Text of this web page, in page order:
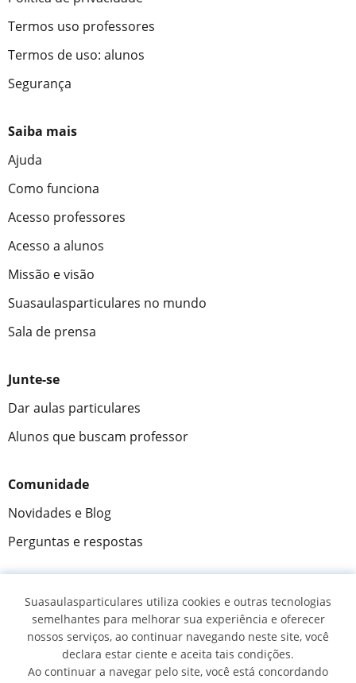
Termos uso professores
Termos de uso: alunos
Segurança
Saiba mais
Ajuda
Como funciona
Acesso professores
Acesso a alunos
Missão e visão
Suasaulasparticulares no mundo
Sala de prensa
Junte-se
Dar aulas particulares
Alunos que buscam professor
Comunidade
Novidades e Blog
Perguntas e respostas
Fantástica★★★★★ 9,5/10
305915 opiniões de alunos
Suasaulasparticulares utiliza cookies e outras tecnologias
semelhantes para melhorar sua experiência e oferecer
nossos serviços, ao continuar navegando neste site, você
declara estar ciente e aceita tais condições.
Ao continuar a navegar pelo site, você está concordando